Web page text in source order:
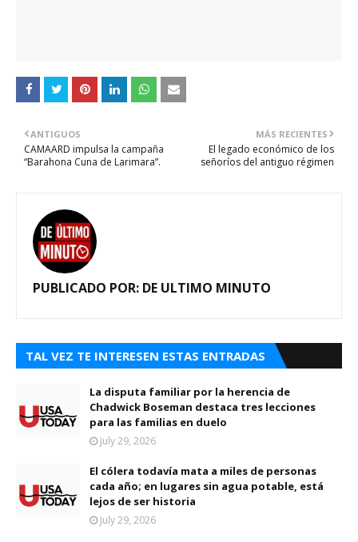
MÁS RECIENTES
El legado económico de los
señoríos del antiguo régimen
ANTIGUOS
CAMAARD impulsa la campaña
“Barahona Cuna de Larimara”.
PUBLICADO POR: DE ULTIMO MINUTO
TAL VEZ TE INTERESEN ESTAS ENTRADAS
La disputa familiar por la herencia de
Chadwick Boseman destaca tres lecciones
para las familias en duelo
July 29, 2026
El cólera todavía mata a miles de personas
cada año; en lugares sin agua potable, está
lejos de ser historia
July 29, 2026